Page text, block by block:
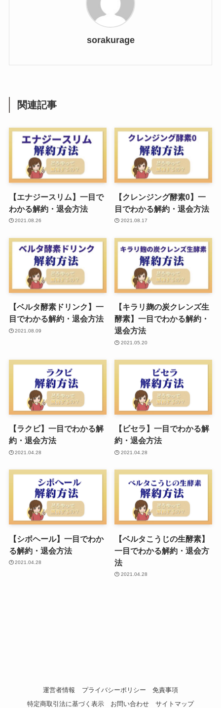
sorakurage
関連記事
【エナジースリム】一目で
わかる解約・退会方法
2021.08.26
【クレンジング酵素0】一
目でわかる解約・退会方法
2021.08.17
【ベルタ酵素ドリンク】一
目でわかる解約・退会方法
2021.08.09
【キラリ麹の炭クレンズ生
酵素】一目でわかる解約・
退会方法
2021.05.20
【ラクビ】一目でわかる解
約・退会方法
2021.04.28
【ビセラ】一目でわかる解
約・退会方法
2021.04.28
【シボヘール】一目でわか
る解約・退会方法
2021.04.28
【ベルタこうじの生酵素】
一目でわかる解約・退会方
法
2021.04.28
運営者情報 プライバシーポリシー
免責事項
特定商取引法に基づく表示
お問い合わせ サイトマップ